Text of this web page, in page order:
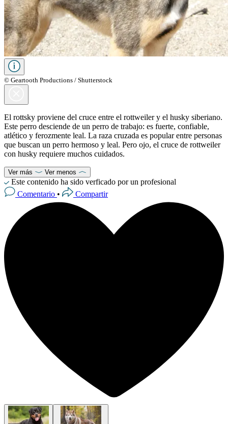
© Geartooth Productions / Shutterstock
El rottsky proviene del cruce entre el rottweiler y el husky siberiano.
Este perro desciende de un perro de trabajo: es fuerte, confiable,
atlético y ferozmente leal. La raza cruzada es popular entre personas
que buscan un perro hermoso y leal. Pero ojo, el cruce de rottweiler
con husky requiere muchos cuidados.
Ver más Ver menos
Este contenido ha sido verficado por un profesional
Comentario • Compartir